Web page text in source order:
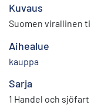
Kuvaus
Suomen virallinen
Aihealue
kauppa
Sarja
1 Handel och sjöfart